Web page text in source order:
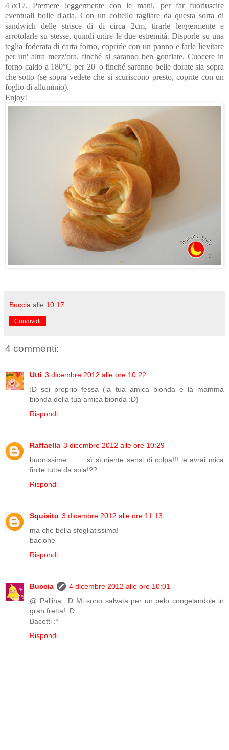
45x17. Premere leggermente con le mani, per far fuoriuscire
eventuali bolle d'aria. Con un coltello tagliare da questa sorta di
sandwich delle strisce di di circa 2cm, tirarle leggermente e
arrotolarle su stesse, quindi unire le due estremità. Disporle su una
teglia foderata di carta forno, coprirle con un panno e farle lievitare
per un' altra mezz'ora, finché si saranno ben gonfiate. Cuocere in
forno caldo a 180°C per 20' o finché saranno belle dorate sia sopra
che sotto (se sopra vedete che si scuriscono presto, coprite con un
foglio di alluminio).
Enjoy!
Buccia alle 10:17
Condividi
4 commenti:
Utti 3 dicembre 2012 alle ore 10:22
:D sei proprio fessa (la tua amica bionda e la mamma
bionda della tua amica bionda :D)
Rispondi
Raffaella 3 dicembre 2012 alle ore 10:29
buonissime..........sì sì niente sensi di colpa!!! le avrai mica
finite tutte da sola!??
Rispondi
Squisito 3 dicembre 2012 alle ore 11:13
ma che bella sfogliatissima!
bacione
Rispondi
Buccia
4 dicembre 2012 alle ore 10:01
@ Pallina: :D Mi sono salvata per un pelo congelandole in
gran fretta! :D
Bacetti :*
Rispondi